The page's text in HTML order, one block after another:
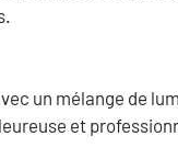
un mélange de
et